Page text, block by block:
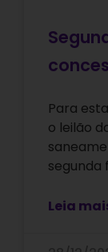
Para
o leilão
segunda
Leia